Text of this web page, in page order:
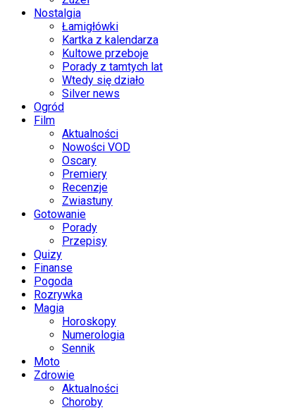
Nostalgia
Łamigłówki
Kartka z kalendarza
Kultowe przeboje
Porady z tamtych lat
Wtedy się działo
Silver news
Ogród
Film
Aktualności
Nowości VOD
Oscary
Premiery
Recenzje
Zwiastuny
Gotowanie
Porady
Przepisy
Quizy
Finanse
Pogoda
Rozrywka
Magia
Horoskopy
Numerologia
Sennik
Moto
Zdrowie
Aktualności
Choroby